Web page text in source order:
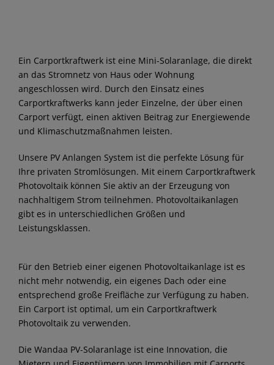
Ein Carportkraftwerk ist eine Mini-Solaranlage, die direkt
an das Stromnetz von Haus oder Wohnung
angeschlossen wird. Durch den Einsatz eines
Carportkraftwerks kann jeder Einzelne, der über einen
Carport verfügt, einen aktiven Beitrag zur Energiewende
und Klimaschutzmaßnahmen leisten.
Unsere PV Anlangen System ist die perfekte Lösung für
Ihre privaten Stromlösungen. Mit einem Carportkraftwerk
Photovoltaik können Sie aktiv an der Erzeugung von
nachhaltigem Strom teilnehmen. Photovoltaikanlagen
gibt es in unterschiedlichen Größen und
Leistungsklassen.
Für den Betrieb einer eigenen Photovoltaikanlage ist es
nicht mehr notwendig, ein eigenes Dach oder eine
entsprechend große Freifläche zur Verfügung zu haben.
Ein Carport ist optimal, um ein Carportkraftwerk
Photovoltaik zu verwenden.
Die Wandaa PV-Solaranlage ist eine Innovation, die